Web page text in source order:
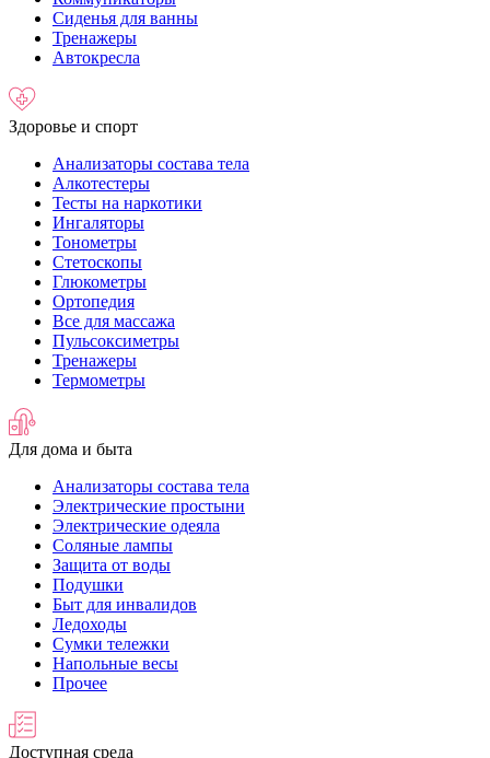
Сиденья для ванны
Тренажеры
Автокресла
Здоровье и спорт
Анализаторы состава тела
Алкотестеры
Тесты на наркотики
Ингаляторы
Тонометры
Стетоскопы
Глюкометры
Ортопедия
Все для массажа
Пульсоксиметры
Тренажеры
Термометры
Для дома и быта
Анализаторы состава тела
Электрические простыни
Электрические одеяла
Соляные лампы
Защита от воды
Подушки
Быт для инвалидов
Ледоходы
Сумки тележки
Напольные весы
Прочее
Доступная среда